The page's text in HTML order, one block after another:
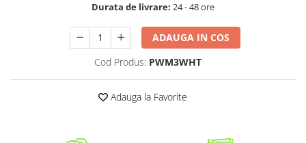
Durata de livrare: 24 - 48 ore
ADAUGA IN COS
Cod Produs: PWM3WHT
Adauga la Favorite